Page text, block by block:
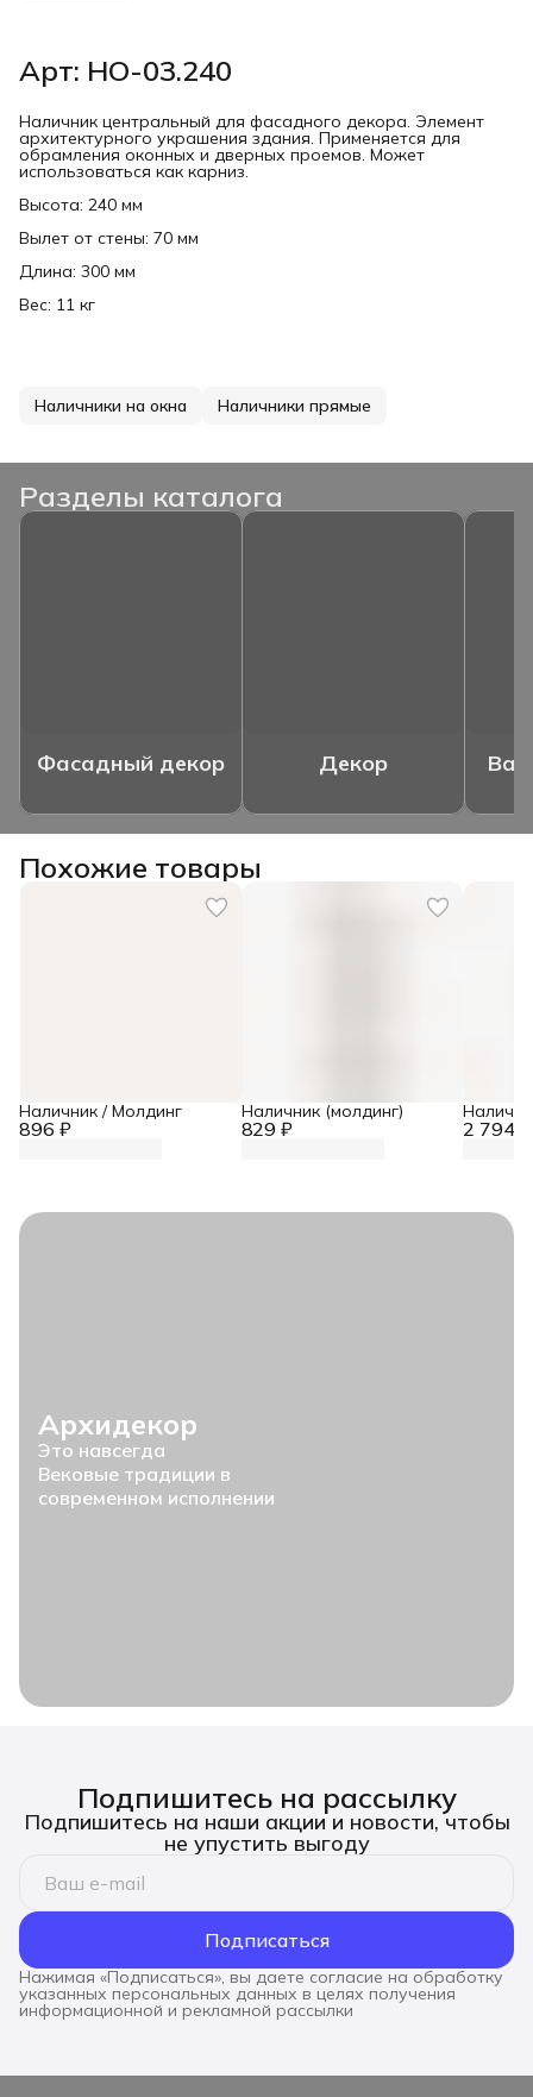
Арт: НО-03.240
Наличник центральный для фасадного декора. Элемент
архитектурного украшения здания. Применяется для
обрамления оконных и дверных проемов. Может
использоваться как карниз.
Высота: 240 мм
Вылет от стены: 70 мм
Длина: 300 мм
Вес: 11 кг
Наличники на окна Наличники прямые
Разделы каталога
Фасадный декор Декор
Похожие товары
896 ₽
Наличник / Молдинг
829 ₽
Наличник (молдинг)
2 794 ₽
Архидекор
Это навсегда
Вековые традиции в
современном исполнении
Подпишитесь на рассылку
Подпишитесь на наши акции и новости, чтобы
не упустить выгоду
Подписаться
Нажимая «Подписаться», вы даете согласие на обработку
указанных персональных данных в целях получения
информационной и рекламной рассылки